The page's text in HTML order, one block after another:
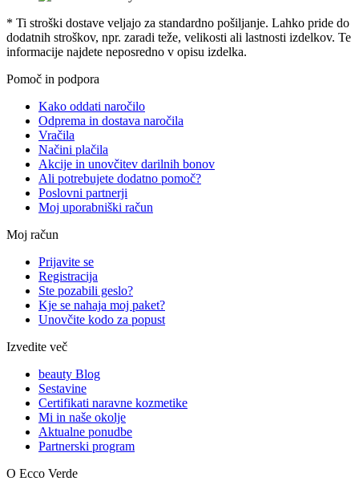
* Ti stroški dostave veljajo za standardno pošiljanje. Lahko pride do
dodatnih stroškov, npr. zaradi teže, velikosti ali lastnosti izdelkov. Te
informacije najdete neposredno v opisu izdelka.
Pomoč in podpora
Kako oddati naročilo
Odprema in dostava naročila
Vračila
Načini plačila
Akcije in unovčitev darilnih bonov
Ali potrebujete dodatno pomoč?
Poslovni partnerji
Moj uporabniški račun
Moj račun
Prijavite se
Registracija
Ste pozabili geslo?
Kje se nahaja moj paket?
Unovčite kodo za popust
Izvedite več
beauty Blog
Sestavine
Certifikati naravne kozmetike
Mi in naše okolje
Aktualne ponudbe
Partnerski program
O Ecco Verde